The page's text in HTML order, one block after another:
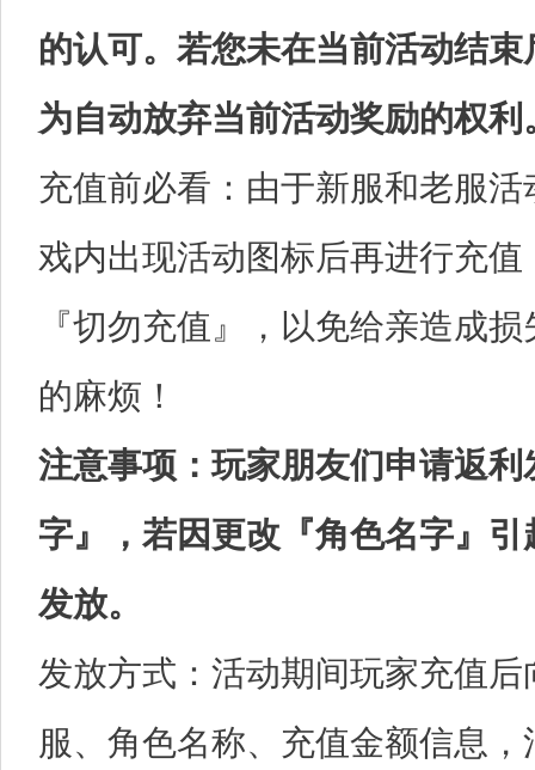
的认可。若您未在当前活动结
为自动放弃当前活动奖励的权利
充值前必看：由于新服和老服
戏内出现活动图标后再进行充
『切勿充值』，以免给亲造成
的麻烦！
注意事项：玩家朋友们申请返
字』，若因更改『角色名字』
发放。
发放方式：活动期间玩家充值
服、角色名称、充值金额信息